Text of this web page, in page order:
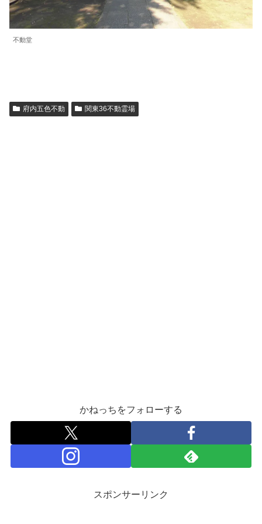
不動堂
府内五色不動 関東36不動霊場
かねっちをフォローする
スポンサーリンク